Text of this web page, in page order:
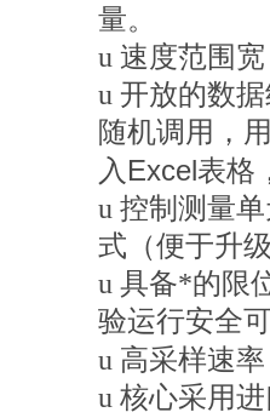
量。
u 速度范围
u 开放的数
随机调用，
入 Excel表格
u 控制测量
式（便于升
u 具备*的限
验运行安全
u 高采样速
u 核心采用